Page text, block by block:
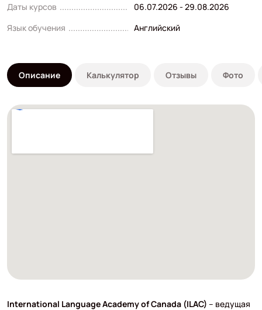
Даты курсов
06.07.2026 - 29.08.2026
Язык обучения
Английский
Описание Калькулятор Отзывы Фото
International Language Academy of Canada (ILAC) – ведущая